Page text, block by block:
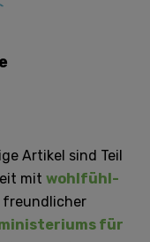
Artikel sind Teil
mit wohlfühl-
freundlicher
für